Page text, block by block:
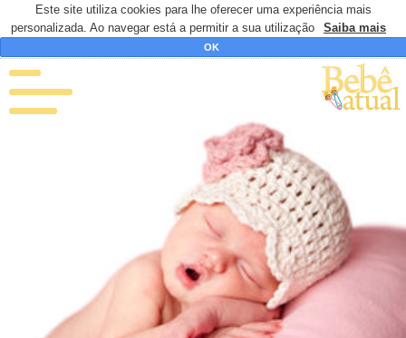
Este site utiliza cookies para lhe oferecer uma experiência mais
personalizada. Ao navegar está a permitir a sua utilização
Saiba mais
OK